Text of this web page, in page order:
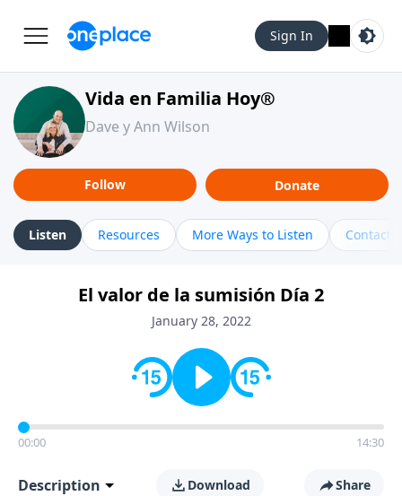
Sign In
Vida en Familia Hoy®
Dave y Ann Wilson
Follow Donate
Listen Resources More Ways to Listen Contact
El valor de la sumisión Día 2
January 28, 2022
00:00 14:30
Description Download Share